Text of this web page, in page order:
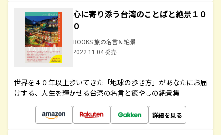
心に寄り添う台湾のことばと絶景１０
０
BOOKS 旅の名言＆絶景
2022.11.04 発売
世界を４０年以上歩いてきた「地球の歩き方」があなたにお届
けする、人生を輝かせる台湾の名言と癒やしの絶景集
詳細を見る